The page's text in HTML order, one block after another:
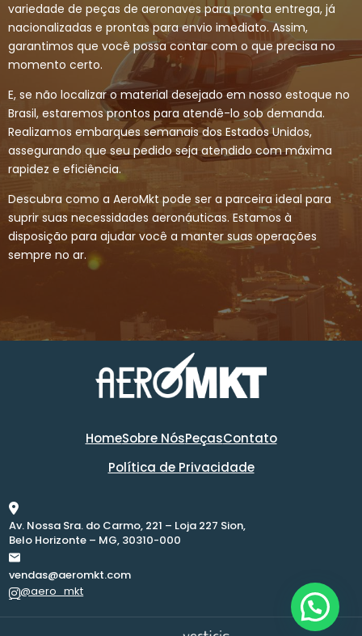
variedade de peças de aeronaves para pronta entrega, já
nacionalizadas e prontas para envio imediato. Assim,
garantimos que você possa contar com o que precisa no
momento certo.
E, se não localizar o material desejado em nosso estoque no
Brasil, estaremos prontos para atendê-lo sob demanda.
Realizamos embarques semanais dos Estados Unidos,
assegurando que seu pedido seja atendido com máxima
rapidez e eficiência.
Descubra como a AeroMkt pode ser a parceira ideal para
suprir suas necessidades aeronáuticas. Estamos à
disposição para ajudar você a manter suas operações
sempre no ar.
HomeSobre NósPeçasContato
Política de Privacidade
Av. Nossa Sra. do Carmo, 221 – Loja 227 Sion,
Belo Horizonte – MG, 30310-000
vendas@aeromkt.com
@aero_mkt